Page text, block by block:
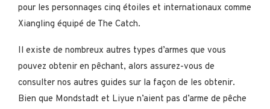
pour les personnages cinq étoiles et internationaux comme
Xiangling équipé de The Catch.
Il existe de nombreux autres types d’armes que vous
pouvez obtenir en pêchant, alors assurez-vous de
consulter nos autres guides sur la façon de les obtenir.
Bien que Mondstadt et Liyue n’aient pas d’arme de pêche